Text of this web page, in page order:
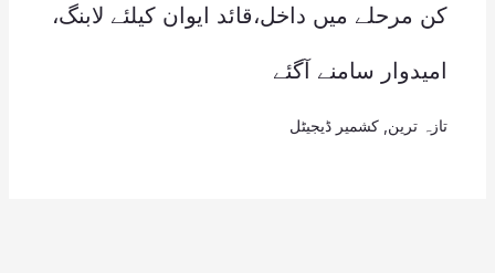
کن مرحلے میں داخل،قائد ایوان کیلئے لابنگ،
امیدوار سامنے آگئے
تازہ ترین کشمیر ڈیجیٹل